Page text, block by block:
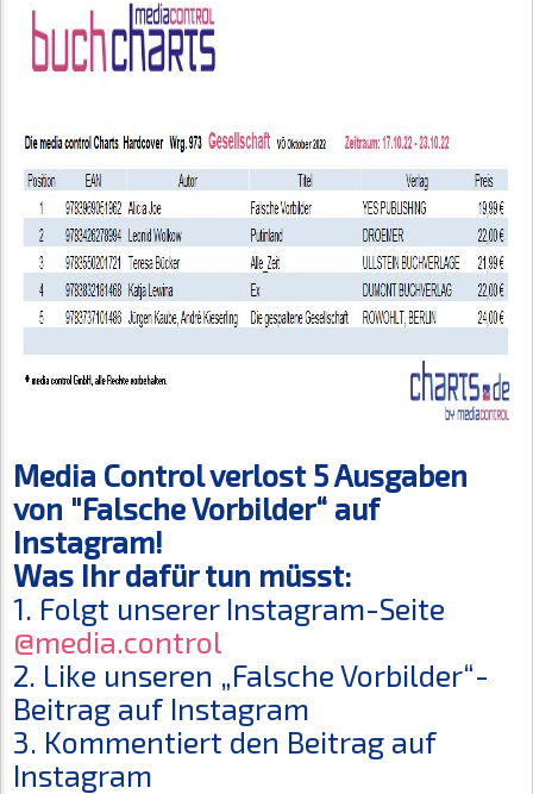
Media Control verlost 5 Ausgaben
von "Falsche Vorbilder“ auf
Instagram!
Was Ihr dafür tun müsst:
1. Folgt unserer Instagram-Seite
@media.control
2. Like unseren „Falsche Vorbilder“-
Beitrag auf Instagram
3. Kommentiert den Beitrag auf
Instagram